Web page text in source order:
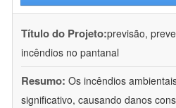
Título do Projeto:previsão,
incêndios no pantanal
Resumo: Os incêndios
significativo, causando danos